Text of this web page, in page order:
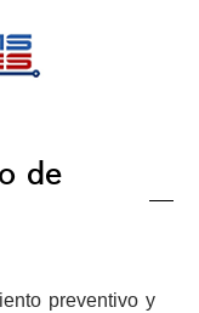
de
preventivo y